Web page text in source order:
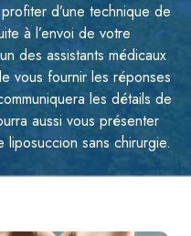
d’une technique de
à l’envoi de votre
des assistants médicaux
vous fournir les réponses
les détails de
aussi vous présenter
sans chirurgie.